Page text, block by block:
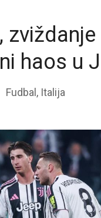
zviždanje
haos u
Fudbal , Italija